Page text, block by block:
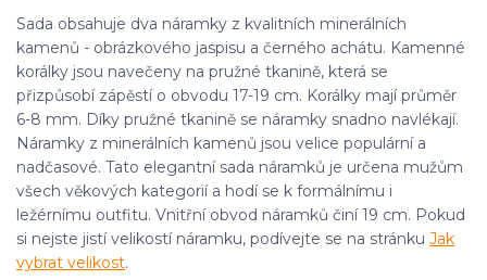
Sada obsahuje dva náramky z kvalitních minerálních
kamenů - obrázkového jaspisu a černého achátu. Kamenné
korálky jsou navečeny na pružné tkanině, která se
přizpůsobí zápěstí o obvodu 17-19 cm. Korálky mají průměr
6-8 mm. Díky pružné tkanině se náramky snadno navlékají.
Náramky z minerálních kamenů jsou velice populární a
nadčasové. Tato elegantní sada náramků je určena mužům
všech věkových kategorií a hodí se k formálnímu i
ležérnímu outfitu. Vnitřní obvod náramků činí 19 cm. Pokud
si nejste jistí velikostí náramku, podívejte se na stránku Jak
vybrat velikost.